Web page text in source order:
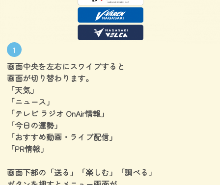
1
画面中央を左右にスワイプすると
画面が切り替わります。
「天気」
「ニュース」
「テレビ ラジオ OnAir情報」
「今日の運勢」
「おすすめ動画・ライブ配信」
「PR情報」
画面下部の「送る」「楽しむ」「調べる」